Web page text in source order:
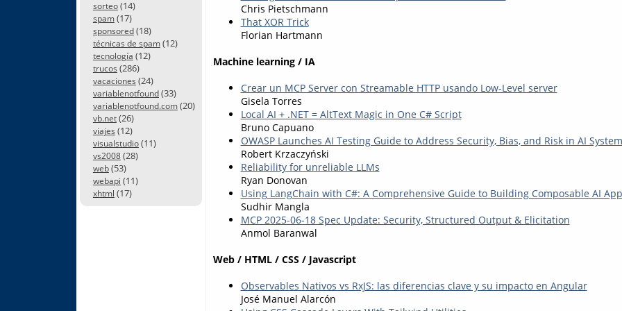
sorteo(14)
spam(17)
sponsored(18)
técnicas de spam(12)
tecnología (12)
trucos (286)
vacaciones (24)
variablenotfound(33)
variablenotfound.com(20)
vb.net(26)
viajes (12)
visualstudio(11)
vs2008(28)
web(53)
webapi (11)
xhtml (17)
Chris Pietschmann
That XOR Trick
Florian Hartmann
Machine learning / IA
Crear un MCP Server con Streamable HTTP usando Low-Level server
Gisela Torres
Local AI + .NET = AltText Magic in One C# Script
Bruno Capuano
OWASP Launches AI Testing Guide to Address Security, Bias, and Risk in AI
Robert Krzaczyński
Reliability for unreliable LLMs
Ryan Donovan
Using LangChain with C#: A Comprehensive Guide to Building Composable AI
Sudhir Mangla
MCP 2025-06-18 Spec Update: Security, Structured Output & Elicitation
Anmol Baranwal
Web / HTML / CSS / Javascript
Observables Nativos vs RxJS: las diferencias clave y su impacto en Angular
José Manuel Alarcón